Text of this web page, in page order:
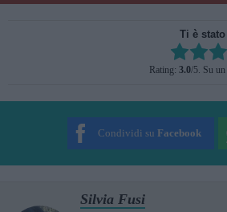
Ti è
Rate this item:
SUBMIT
Rating: 3.0/5. Su
Condividi su Facebook
Silvia Fusi